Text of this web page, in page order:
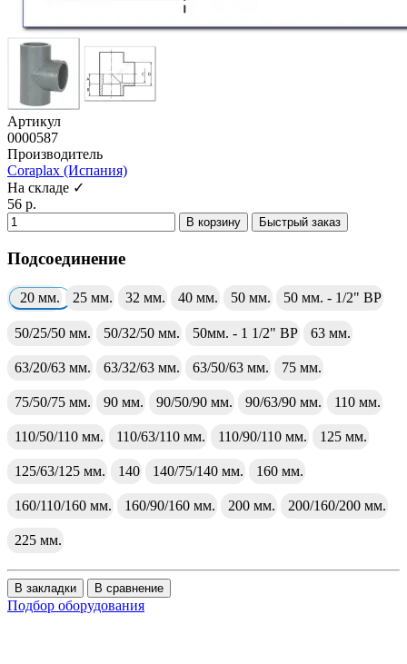
Артикул
0000587
Производитель
Coraplax (Испания)
На складе ✓
56 р.
В корзину Быстрый заказ
Подсоединение
20 мм. 25 мм. 32 мм. 40 мм. 50 мм. 50 мм. - 1/2" ВР
50/25/50 мм. 50/32/50 мм. 50мм. - 1 1/2" ВР 63 мм.
63/20/63 мм. 63/32/63 мм. 63/50/63 мм. 75 мм.
75/50/75 мм. 90 мм. 90/50/90 мм. 90/63/90 мм. 110 мм.
110/50/110 мм. 110/63/110 мм. 110/90/110 мм. 125 мм.
125/63/125 мм. 140 140/75/140 мм. 160 мм.
160/110/160 мм. 160/90/160 мм. 200 мм. 200/160/200 мм.
225 мм.
В закладки В сравнение
Подбор оборудования